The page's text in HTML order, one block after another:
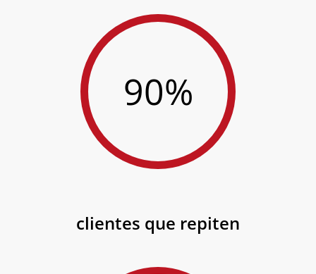
90%
clientes que repiten